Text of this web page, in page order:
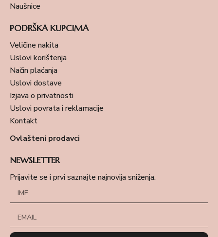
Naušnice
PODRŠKA KUPCIMA
Veličine nakita
Uslovi korištenja
Način plaćanja
Uslovi dostave
Izjava o privatnosti
Uslovi povrata i reklamacije
Kontakt
Ovlašteni prodavci
NEWSLETTER
Prijavite se i prvi saznajte najnovija sniženja.